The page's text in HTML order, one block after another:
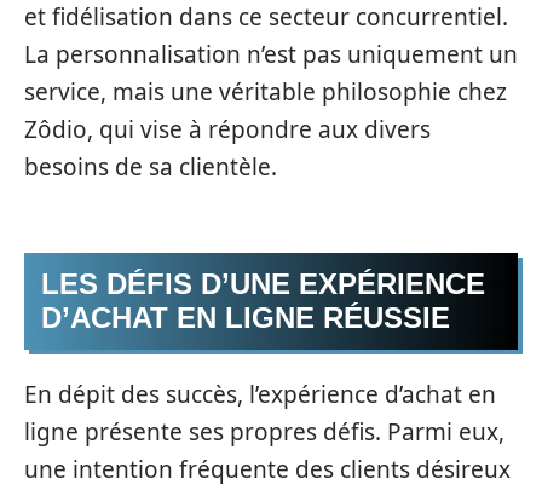
et fidélisation dans ce secteur concurrentiel.
La personnalisation n’est pas uniquement un
service, mais une véritable philosophie chez
Zôdio, qui vise à répondre aux divers
besoins de sa clientèle.
LES DÉFIS D’UNE EXPÉRIENCE
D’ACHAT EN LIGNE RÉUSSIE
En dépit des succès, l’expérience d’achat en
ligne présente ses propres défis. Parmi eux,
une intention fréquente des clients désireux